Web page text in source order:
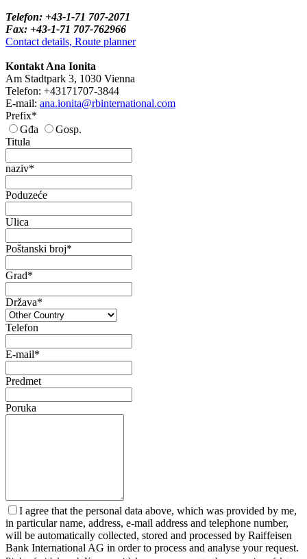
Telefon: +43-1-71 707-2071
Fax: +43-1-71 707-762966
Contact details, Route planner
Kontakt Ana Ionita
Am Stadtpark 3, 1030 Vienna
Telefon: +43171707-3844
E-mail: ana.ionita@rbinternational.com
Prefix*
Gđa
Gosp.
Titula
naziv*
Poduzeće
Ulica
Poštanski broj*
Grad*
Država*
Telefon
E-mail*
Predmet
Poruka
I agree that the personal data above, which was provided by me,
in particular name, address, e-mail address and telephone number,
will be automatically collected, stored and processed by Raiffeisen
Bank International AG in order to process and analyse your request.